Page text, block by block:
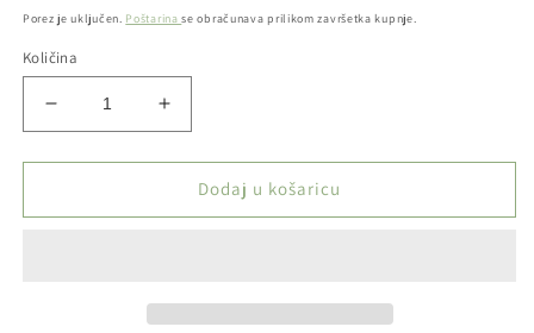
cijena
Porez je uključen. Poštarinase obračunava prilikom završetka kupnje.
Količina
Smanji
količinu
proizvoda
-
Povećaj
količinu
proizvoda
ALADIN
-
Dodaj u košaricu